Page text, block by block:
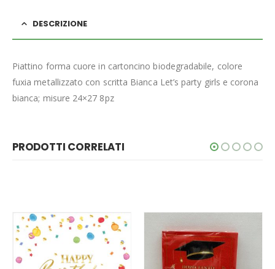
DESCRIZIONE
Piattino forma cuore in cartoncino biodegradabile, colore
fuxia metallizzato con scritta Bianca Let’s party girls e corona
bianca; misure 24×27 8pz
PRODOTTI CORRELATI